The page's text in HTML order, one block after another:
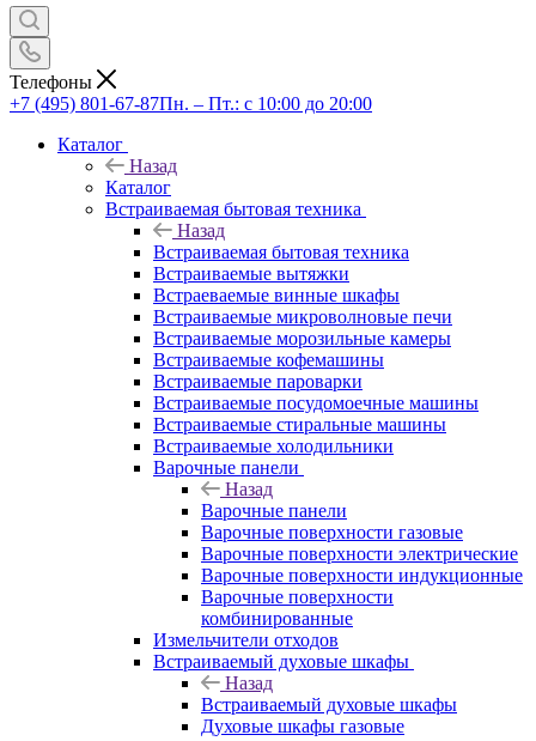
Телефоны
+7 (495) 801-67-87Пн. – Пт.: с 10:00 до 20:00
Каталог
Назад
Каталог
Встраиваемая бытовая техника
Назад
Встраиваемая бытовая техника
Встраиваемые вытяжки
Встраеваемые винные шкафы
Встраиваемые микроволновые печи
Встраиваемые морозильные камеры
Встраиваемые кофемашины
Встраиваемые пароварки
Встраиваемые посудомоечные машины
Встраиваемые стиральные машины
Встраиваемые холодильники
Варочные панели
Назад
Варочные панели
Варочные поверхности газовые
Варочные поверхности электрические
Варочные поверхности индукционные
Варочные поверхности
комбинированные
Измельчители отходов
Встраиваемый духовые шкафы
Назад
Встраиваемый духовые шкафы
Духовые шкафы газовые